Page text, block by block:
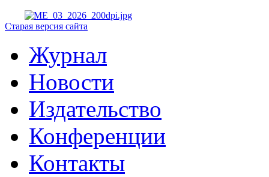
Старая версия сайта
Журнал
Новости
Издательство
Конференции
Контакты